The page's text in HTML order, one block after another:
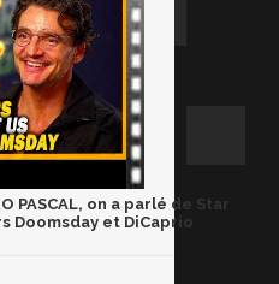
PASCAL, on a parlé de Star
Doomsday et DiCaprio